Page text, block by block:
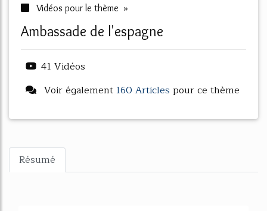
Vidéos pour le thème »
ambassade de l'espagne
41 Vidéos
Voir également 160 Articles pour ce thème
Résumé